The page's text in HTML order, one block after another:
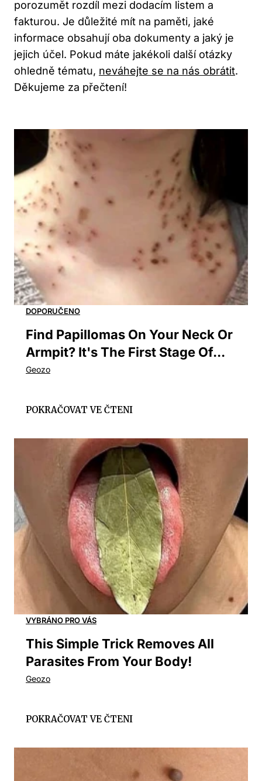
porozumět rozdíl mezi dodacím listem a
fakturou. Je důležité mít na paměti, jaké
informace obsahují oba dokumenty a jaký je
jejich účel. Pokud máte jakékoli další otázky
ohledně tématu, neváhejte se na nás obrátit.
Děkujeme za přečtení!
Find Papillomas On Your Neck Or
Armpit? It's The First Stage Of...
This Simple Trick Removes All
Parasites From Your Body!